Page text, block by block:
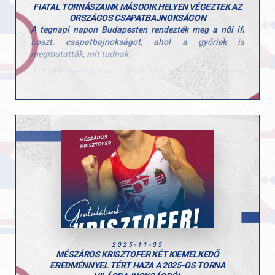
FIATAL TORNÁSZAINK MÁSODIK HELYEN VÉGEZTEK AZ
ORSZÁGOS CSAPATBAJNOKSÁGON
A tegnapi napon Budapesten rendezték meg a női ifi
I.oszt. csapatbajnokságot, ahol a győriek is
megmutatták, mit tudnak.
A GYAC fiatal tehetségekből álló csapata a 2. helyet
szerezte meg. A csapat tagjai: Polgár Hanna, Fekete
Sára, Hajas Dóra és Csiszár Nadin voltak.
Felkészítő edzők: Szűcs Nicoleta Lucia és Fajkusz
Csaba.
Gratulálunk a csapat eredményéhez és köszönjük a
befektetett munkátokat!
2025-11-05
MÉSZÁROS KRISZTOFER KÉT KIEMELKEDŐ
EREDMÉNNYEL TÉRT HAZA A 2025-ÖS TORNA